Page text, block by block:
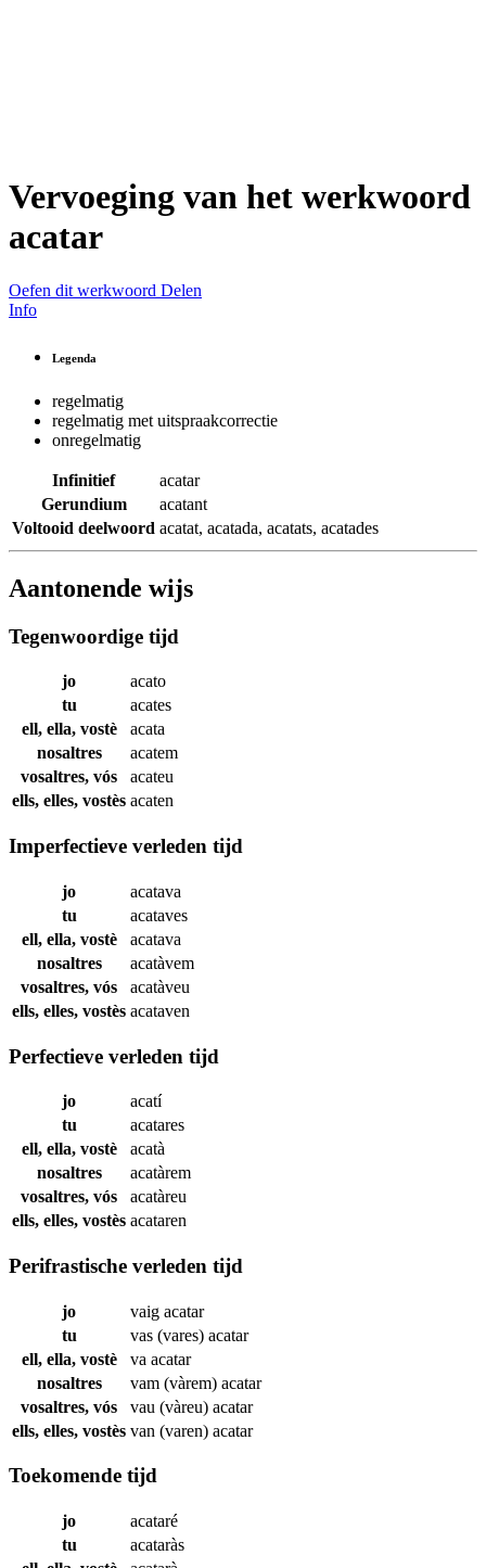
Vervoeging van het werkwoord
acatar
Oefen dit werkwoord Delen
Info
Legenda
regelmatig
regelmatig met uitspraakcorrectie
onregelmatig
Infinitief
acatar
Gerundium
acatant
Voltooid deelwoord acatat, acatada, acatats, acatades
Aantonende wijs
Tegenwoordige tijd
jo
acato
tu
acates
ell, ella, vostè
acata
nosaltres
acatem
vosaltres, vós
acateu
ells, elles, vostès acaten
Imperfectieve verleden tijd
jo
acatava
tu
acataves
ell, ella, vostè
acatava
nosaltres
acatàvem
vosaltres, vós
acatàveu
ells, elles, vostès acataven
Perfectieve verleden tijd
jo
acatí
tu
acatares
ell, ella, vostè
acatà
nosaltres
acatàrem
vosaltres, vós
acatàreu
ells, elles, vostès acataren
Perifrastische verleden tijd
jo vaig acatar
tu
vas (vares) acatar
ell, ella, vostè
va acatar
nosaltres
vam (vàrem) acatar
vosaltres, vós
vau (vàreu) acatar
ells, elles, vostès van (varen) acatar
Toekomende tijd
jo
acataré
tu
acataràs